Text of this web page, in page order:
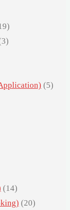
(5)
(14)
(20)